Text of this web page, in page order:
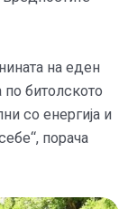
на еден
по битолското
со енергија и
порача